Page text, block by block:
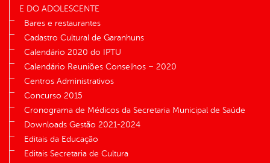
E DO ADOLESCENTE
Bares e restaurantes
Cadastro Cultural de Garanhuns
Calendário 2020 do IPTU
Calendário Reuniões Conselhos – 2020
Centros Administrativos
Concurso 2015
Cronograma de Médicos da Secretaria Municipal de Saúde
Downloads Gestão 2021-2024
Editais da Educação
Editais Secretaria de Cultura